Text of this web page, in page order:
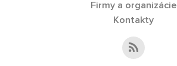
Firmy a organizácie
Kontakty